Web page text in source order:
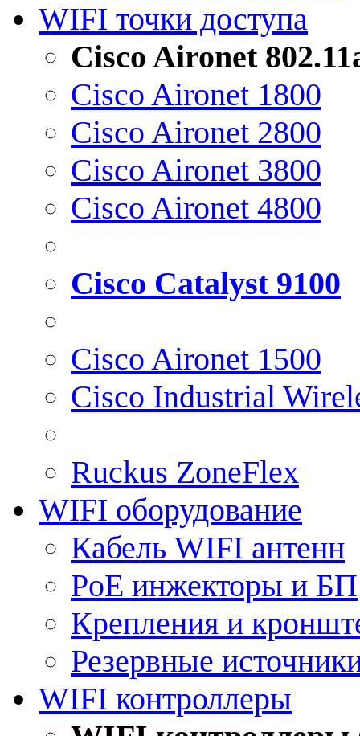
WIFI точки доступа
Cisco Aironet
Cisco Aironet 1800
Cisco Aironet 2800
Cisco Aironet 3800
Cisco Aironet 4800
Cisco Catalyst 9100
Cisco Aironet 1500
Cisco Industrial
Ruckus ZoneFlex
WIFI оборудование
Кабель WIFI антенн
PoE инжекторы и БП
Крепления и
Резервные
WIFI контроллеры